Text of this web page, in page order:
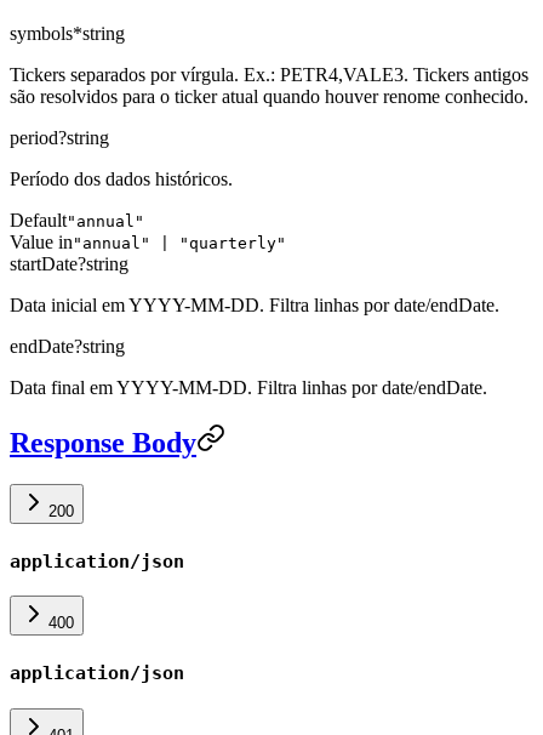
symbols*string
Tickers separados por vírgula. Ex.: PETR4,VALE3. Tickers antigos
são resolvidos para o ticker atual quando houver renome conhecido.
period?string
Período dos dados históricos.
Default"annual"
Value in "annual" | "quarterly"
startDate?string
Data inicial em YYYY-MM-DD. Filtra linhas por date/endDate.
endDate?string
Data final em YYYY-MM-DD. Filtra linhas por date/endDate.
Response Body
200
application/json
400
application/json